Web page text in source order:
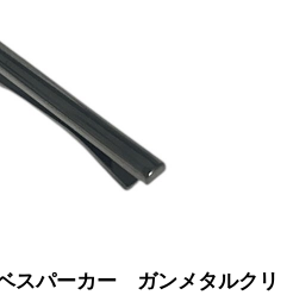
スパーカー ガンメタルクリ